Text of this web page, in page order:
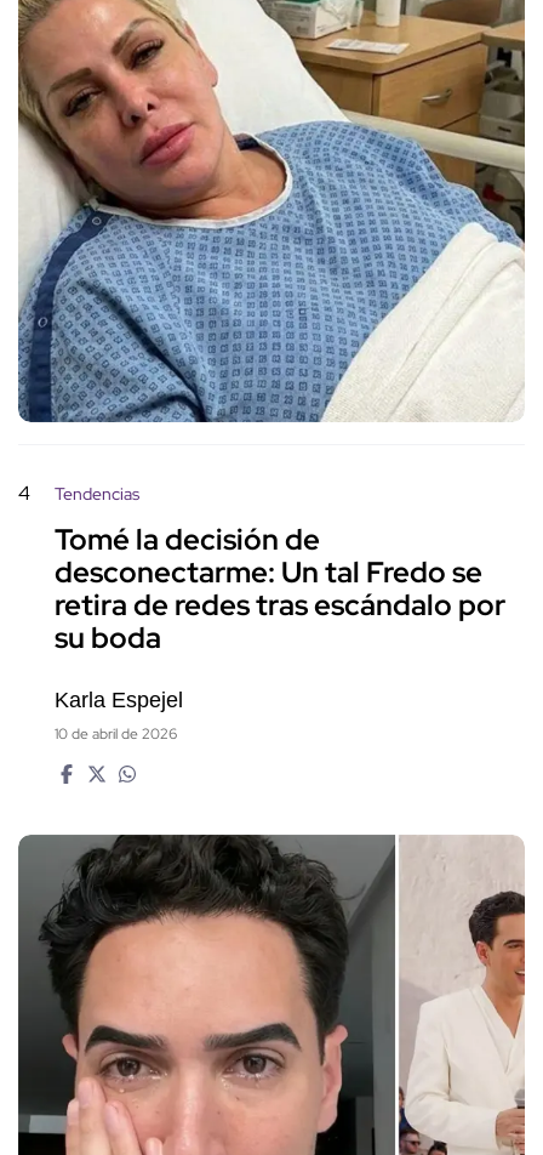
4 Tendencias
Tomé la decisión de
desconectarme: Un tal Fredo se
retira de redes tras escándalo por
su boda
Karla Espejel
10 de abril de 2026